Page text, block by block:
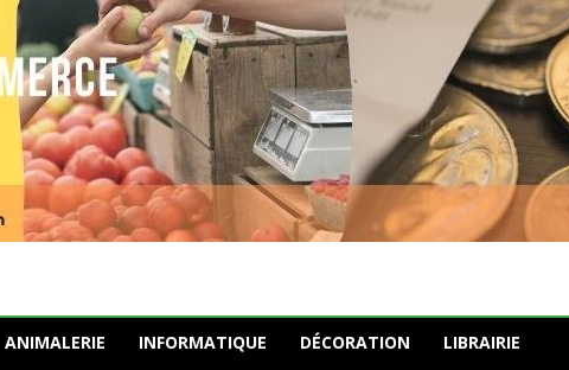
ANIMALERIE INFORMATIQUE DÉCORATION LIBRAIRIE